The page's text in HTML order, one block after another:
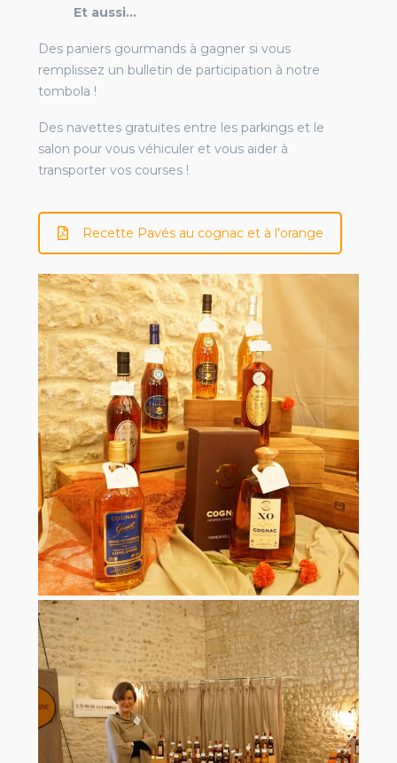
Et aussi…
Des paniers gourmands à gagner si vous
remplissez un bulletin de participation à notre
tombola !
Des navettes gratuites entre les parkings et le
salon pour vous véhiculer et vous aider à
transporter vos courses !
Recette Pavés au cognac et à l’orange